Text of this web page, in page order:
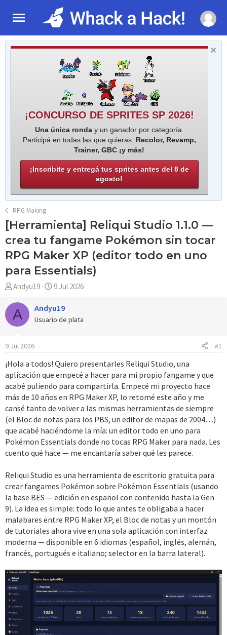
¡CONCURSO DE SPRITES SP 2026!
Una única ronday un ganador por categoría.
Participá en todas las que quieras: Recolor, Revamp,
Trainer, GBC ¡y más!
¡Inscribite y entregá tus sprites antes del 8 de
agosto!
RPG Making
[Herramienta] Reliqui Studio 1.1.0 —
crea tu fangame Pokémon sin tocar
RPG Maker XP (editor todo en uno
para Essentials)
A
u
o
r
Andyu19
F
e
c
h
d
c
i
o
9 Jul 2026
A Andyu19
Usuario de plata
9 Jul 2026 #1
¡Hola a todos! Quiero presentarles Reliqui Studio, una
aplicación que empecé a hacer para mi propio fangame y que
acabé puliendo para compartirla. Empecé mi proyecto hace
más de 10 años en RPG Maker XP, lo retomé este año y me
cansé tanto de volver a las mismas herramientas de siempre
(el Bloc de notas para los PBS, un editor de mapas de 2004…)
que acabé haciéndome la mía: un editor todo en uno para
Pokémon Essentials donde no tocas RPG Maker para nada. Les
cuento qué hace — me encantaría saber qué les parece.
Reliqui Studio es una herramienta de escritorio gratuita para
crear fangames Pokémon sobre Pokémon Essentials (usando
la base BES — edición en español con contenido hasta la Gen
9). La idea es simple: todo lo que antes te obligaba a hacer
malabares entre RPG Maker XP, el Bloc de notas y un montón
de tutoriales ahora vive en una sola aplicación con interfaz
moderna — disponible en 6 idiomas (español, inglés, alemán,
francés, portugués e italiano; selector en la barra lateral).